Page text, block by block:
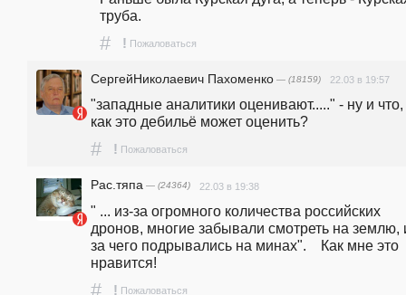
труба.
# ! Пожаловаться
СергейНиколаевич Пахоменко — (18159) 22.03 в 19:57
"западные аналитики оценивают....." - ну и что,
как это дебильё может оценить?
# ! Пожаловаться
Рас.тяпа — (24364) 22.03 в 19:38
" ... из-за огромного количества российских
дронов, многие забывали смотреть на землю,
за чего подрывались на минах".    Как мне это
нравится!
# ! Пожаловаться